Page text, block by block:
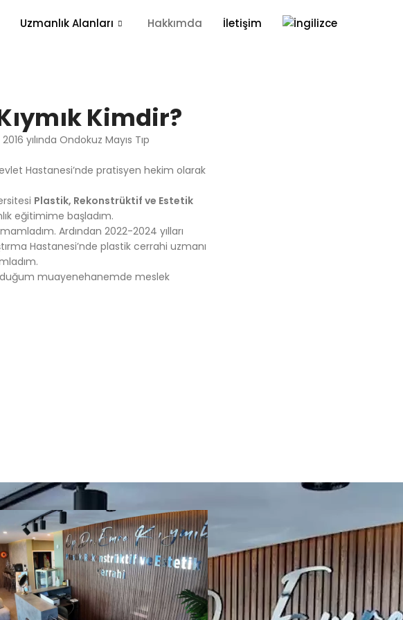
Uzmanlık Alanları Hakkımda İletişim
Kimdir?
yılında Ondokuz Mayıs Tıp
Hastanesi’nde pratisyen hekim olarak
Plastik, Rekonstrüktif ve Estetik
eğitimime başladım.
Ardından 2022-2024 yılları
Hastanesi’nde plastik cerrahi uzmanı
muayenehanemde meslek